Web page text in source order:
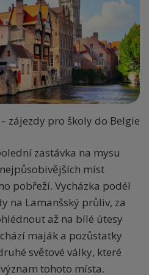
zájezdy pro školy do Belgie
zastávka na mysu
míst
pobřeží. Vycházka podél
na Lamanšský průliv, za
až na bílé útesy
maják a pozůstatky
světové války, které
tohoto místa.